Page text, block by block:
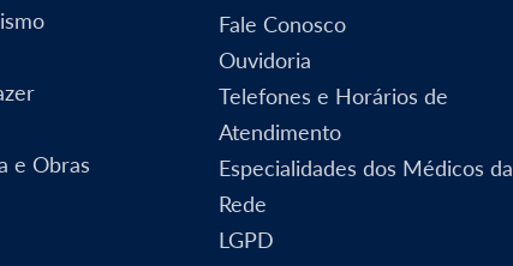
e Obras
Fale Conosco
Ouvidoria
Telefones e Horários de
Atendimento
Especialidades dos Médicos da
Rede
LGPD